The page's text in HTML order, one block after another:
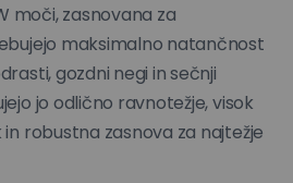
moči, zasnovana za
maksimalno natančnost
gozdni negi in sečnji
jo odlično ravnotežje, visok
robustna zasnova za najtežje